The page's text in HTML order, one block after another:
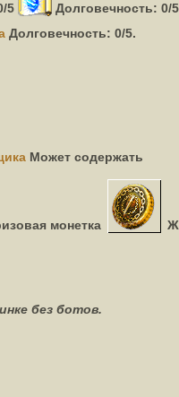
5
Долговечность: 0/5
Долговечность: 0/5.
Может содержать
монетка
без ботов.